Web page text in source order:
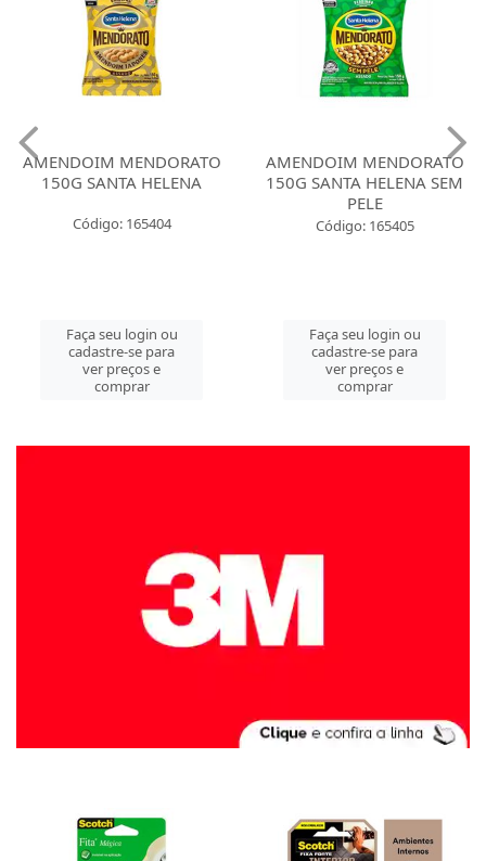
AMENDOIM MENDORATO
150G SANTA HELENA
Código: 165404
Faça seu login ou
cadastre-se para
ver preços e
comprar
AMENDOIM MENDORATO
150G SANTA HELENA SEM
PELE
Código: 165405
Faça seu login ou
cadastre-se para
ver preços e
comprar